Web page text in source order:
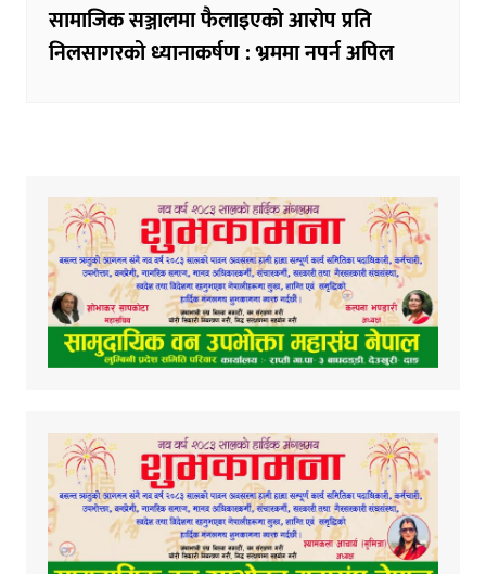
सामाजिक सञ्जालमा फैलाइएको आरोप प्रति
निलसागरको ध्यानाकर्षण : भ्रममा नपर्न अपिल